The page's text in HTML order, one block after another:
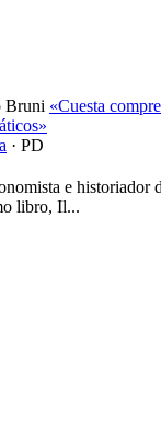
Bruni «Cuesta
· PD
e historiador
libro, Il...